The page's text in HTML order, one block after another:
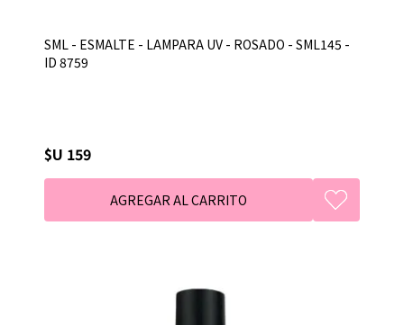
SML - ESMALTE - LAMPARA UV - ROSADO - SML145 -
ID 8759
$U 159